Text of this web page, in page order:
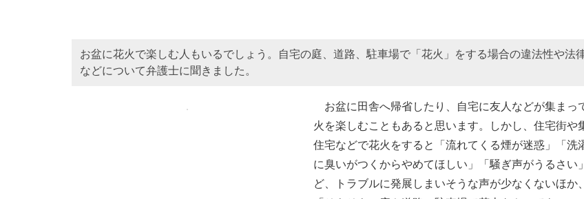
お盆に花火で楽しむ人もいるでしょう。自宅の庭、道路、駐車場で「花火」をする場合の違法性や法
などについて弁護士に聞きました。
お盆に田舎へ帰省したり、自宅に友人などが集まっ
火を楽しむこともあると思います。しかし、住宅街や
住宅などで花火をすると「流れてくる煙が迷惑」「洗
に臭いがつくからやめてほしい」「騒ぎ声がうるさい
ど、トラブルに発展しまいそうな声が少なくないほか、